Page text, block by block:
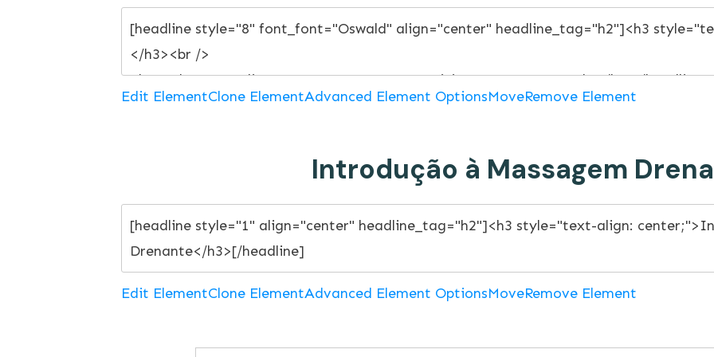
Edit ElementClone ElementAdvanced Element OptionsMoveRemove Element
Introdução à Massagem
Edit ElementClone ElementAdvanced Element OptionsMoveRemove Element